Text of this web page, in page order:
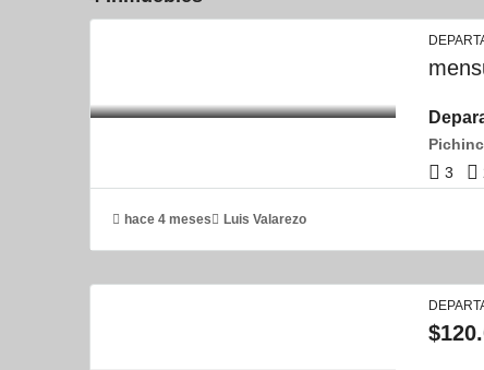
3
hace 4 meses Luis Valarezo